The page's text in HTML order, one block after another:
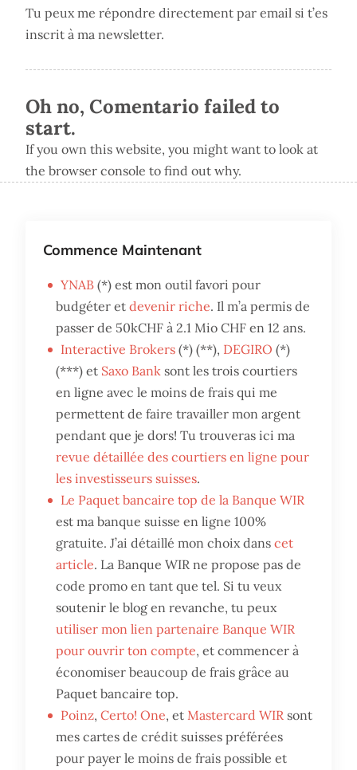
Tu peux me répondre directement par email si t’es
inscrit à ma newsletter.
Oh no, Comentario failed to
start.
If you own this website, you might want to look at
the browser console to find out why.
Commence Maintenant
YNAB (*) est mon outil favori pour
budgéter etdevenir riche. Il m’a permis de
passer de 50kCHF à 2.1 Mio CHF en 12 ans.
Interactive Brokers (*) (**), DEGIRO (*)
(***) et Saxo Bank sont les trois courtiers
en ligne avec le moins de frais qui me
permettent de faire travailler mon argent
pendant que je dors! Tu trouveras ici ma
revue détaillée des courtiers en ligne pour
les investisseurs suisses.
Le Paquet bancaire top de la Banque WIR
est ma banque suisse en ligne 100%
gratuite. J’ai détaillé mon choix danscet
article. La Banque WIR ne propose pas de
code promo en tant que tel. Si tu veux
soutenir le blog en revanche, tu peux
utiliser mon lien partenaire Banque WIR
pour ouvrir ton compte, et commencer à
économiser beaucoup de frais grâce au
Paquet bancaire top.
Poinz,Certo! One, etMastercard WIR sont
mes cartes de crédit suisses préférées
pour payer le moins de frais possible et